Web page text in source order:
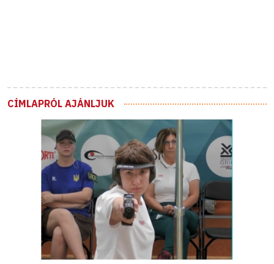
CÍMLAPRÓL AJÁNLJUK